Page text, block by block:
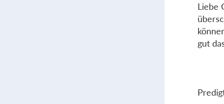
Liebe
gut